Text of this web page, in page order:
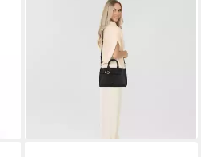
Henkeltasche Onyx, Leder
UVP 299,00 €
lieferbar - in 2-3 Werktagen bei dir